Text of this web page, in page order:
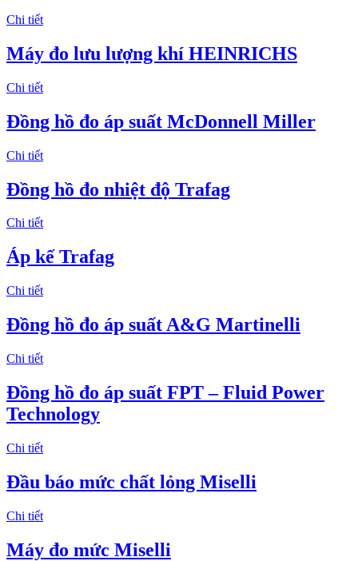
Chi tiết
Máy đo lưu lượng khí HEINRICHS
Chi tiết
Đồng hồ đo áp suất McDonnell Miller
Chi tiết
Đồng hồ đo nhiệt độ Trafag
Chi tiết
Áp kế Trafag
Chi tiết
Đồng hồ đo áp suất A&G Martinelli
Chi tiết
Đồng hồ đo áp suất FPT – Fluid Power
Technology
Chi tiết
Đầu báo mức chất lỏng Miselli
Chi tiết
Máy đo mức Miselli